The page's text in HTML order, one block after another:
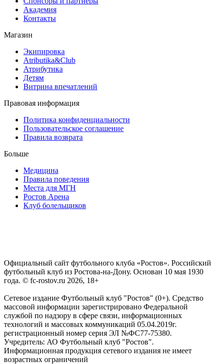
Академия
Контакты
Магазин
Экипировка
Atributika&Club
Атрибутика
Детям
Витрина впечатлений
Правовая информация
Политика конфиденциальности
Пользовательское соглашение
Правила возврата
Больше
Медицина
Правила поведения
Места для МГН
Ростов Арена
Клуб болельщиков
Официальный сайт футбольного клуба «Ростов». Российский
футбольный клуб из Ростова-на-Дону. Основан 10 мая 1930
года. © fc-rostov.ru 2026, 18+
Сетевое издание Футбольный клуб "Ростов" (0+). Средство
массовой информации зарегистрировано Федеральной
службой по надзору в сфере связи, информационных
технологий и массовых коммуникаций 05.04.2019г.
регистрационный номер серия ЭЛ №ФС77-75380.
Учредитель: АО Футбольный клуб "Ростов".
Информационная продукция сетевого издания не имеет
возрастных ограничений